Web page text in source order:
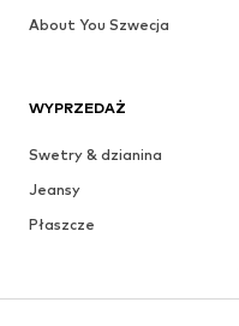
WYPRZEDAŻ
Swetry & dzianina
Jeansy
Płaszcze
About You Szwecja